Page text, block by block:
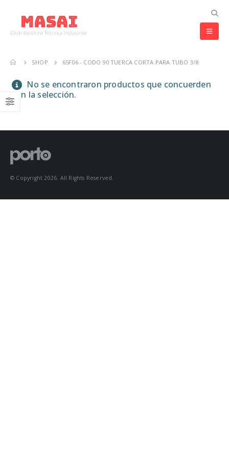
SHOP 65F06 - CODO 90 TUERCA CORTA PARA TUBO 3/8
No se encontraron productos que concuerden
con la selección.
© Copyright 2026. All Rights Reserved.